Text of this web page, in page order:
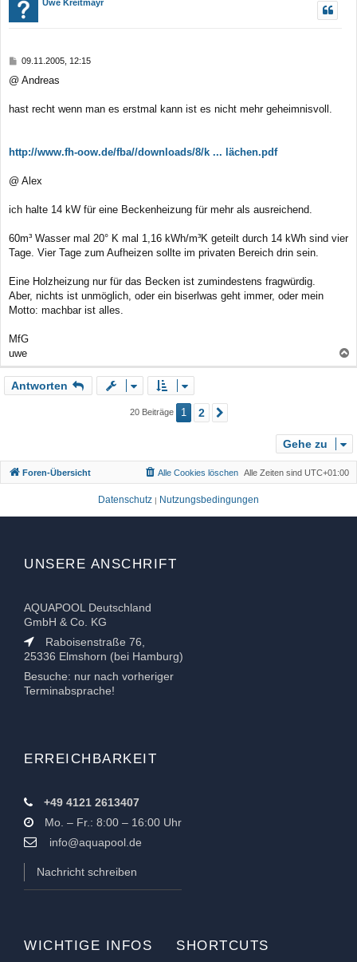
Uwe Kreitmayr
B
i
r
09.11.2005, 12:15
@ Andreas
hast recht wenn man es erstmal kann ist es nicht mehr geheimnisvoll.
http://www.fh-oow.de/fba//downloads/8/k ... lächen.pdf
@ Alex
ich halte 14 kW für eine Beckenheizung für mehr als ausreichend.
60m³ Wasser mal 20° K mal 1,16 kWh/m³K geteilt durch 14 kWh sind vier
Tage. Vier Tage zum Aufheizen sollte im privaten Bereich drin sein.
Eine Holzheizung nur für das Becken ist zumindestens fragwürdig.
Aber, nichts ist unmöglich, oder ein biserlwas geht immer, oder mein
Motto: machbar ist alles.
MfG
uwe
a
b
Antworten
20 Beiträge 1 2
Gehe zu
Foren-Übersicht Alle Zeiten sind UTC+01:00
Alle Cookies löschen
Datenschutz | Nutzungsbedingungen
UNSERE ANSCHRIFT
AQUAPOOL Deutschland
GmbH & Co. KG
Raboisenstraße 76,
25336 Elmshorn (bei Hamburg)
Besuche: nur nach vorheriger
Terminabsprache!
ERREICHBARKEIT
+49 4121 2613407
Mo. – Fr.: 8:00 – 16:00 Uhr
info@aquapool.de
Nachricht schreiben
WICHTIGE INFOS SHORTCUTS